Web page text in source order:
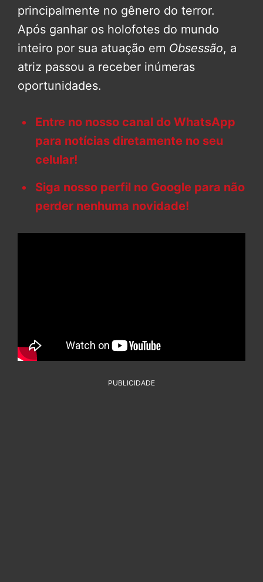
principalmente no gênero do terror.
Após ganhar os holofotes do mundo
inteiro por sua atuação em Obsessão, a
atriz passou a receber inúmeras
oportunidades.
Entre no nosso canal do WhatsApp
para notícias diretamente no seu
celular!
Siga nosso perfil no Google para não
perder nenhuma novidade!
PUBLICIDADE